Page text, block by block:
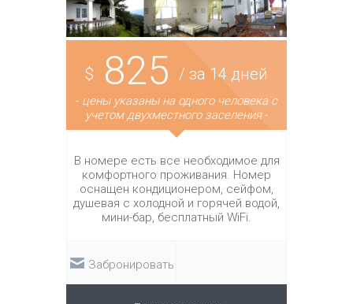
$ 825 / за 14 дней
- цены указаны на одного человека с
учетом двухместного заселения-
В номере есть все необходимое для
комфортного проживания. Номер
оснащен кондиционером, сейфом,
душевая с холодной и горячей водой,
мини-бар, бесплатный WiFi.
Забронировать